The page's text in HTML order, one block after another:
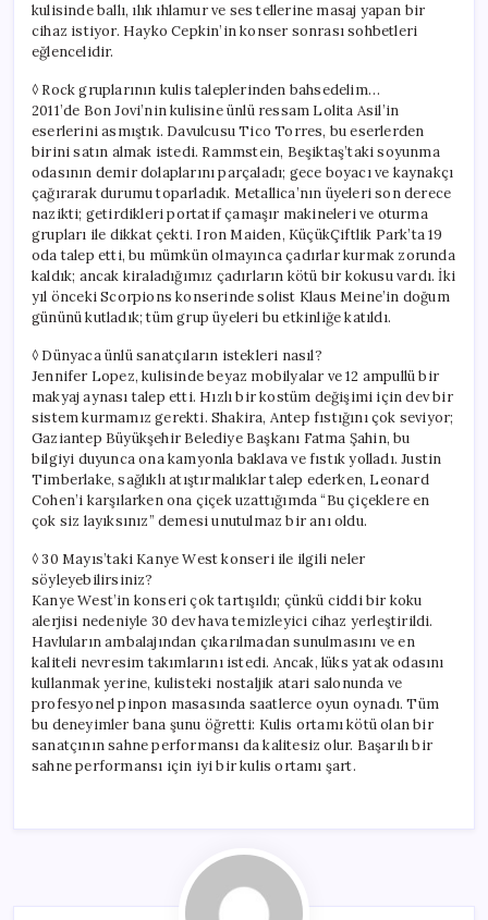
kulisinde ballı, ılık ıhlamur ve ses tellerine masaj yapan bir
cihaz istiyor. Hayko Cepkin’in konser sonrası sohbetleri
eğlencelidir.
◊ Rock gruplarının kulis taleplerinden bahsedelim…
2011’de Bon Jovi’nin kulisine ünlü ressam Lolita Asil’in
eserlerini asmıştık. Davulcusu Tico Torres, bu eserlerden
birini satın almak istedi. Rammstein, Beşiktaş’taki soyunma
odasının demir dolaplarını parçaladı; gece boyacı ve kaynakçı
çağırarak durumu toparladık. Metallica’nın üyeleri son derece
nazikti; getirdikleri portatif çamaşır makineleri ve oturma
grupları ile dikkat çekti. Iron Maiden, KüçükÇiftlik Park’ta 19
oda talep etti, bu mümkün olmayınca çadırlar kurmak zorunda
kaldık; ancak kiraladığımız çadırların kötü bir kokusu vardı. İki
yıl önceki Scorpions konserinde solist Klaus Meine’in doğum
gününü kutladık; tüm grup üyeleri bu etkinliğe katıldı.
◊ Dünyaca ünlü sanatçıların istekleri nasıl?
Jennifer Lopez, kulisinde beyaz mobilyalar ve 12 ampullü bir
makyaj aynası talep etti. Hızlı bir kostüm değişimi için dev bir
sistem kurmamız gerekti. Shakira, Antep fıstığını çok seviyor;
Gaziantep Büyükşehir Belediye Başkanı Fatma Şahin, bu
bilgiyi duyunca ona kamyonla baklava ve fıstık yolladı. Justin
Timberlake, sağlıklı atıştırmalıklar talep ederken, Leonard
Cohen’i karşılarken ona çiçek uzattığımda “Bu çiçeklere en
çok siz layıksınız” demesi unutulmaz bir anı oldu.
◊ 30 Mayıs’taki Kanye West konseri ile ilgili neler
söyleyebilirsiniz?
Kanye West’in konseri çok tartışıldı; çünkü ciddi bir koku
alerjisi nedeniyle 30 dev hava temizleyici cihaz yerleştirildi.
Havluların ambalajından çıkarılmadan sunulmasını ve en
kaliteli nevresim takımlarını istedi. Ancak, lüks yatak odasını
kullanmak yerine, kulisteki nostaljik atari salonunda ve
profesyonel pinpon masasında saatlerce oyun oynadı. Tüm
bu deneyimler bana şunu öğretti: Kulis ortamı kötü olan bir
sanatçının sahne performansı da kalitesiz olur. Başarılı bir
sahne performansı için iyi bir kulis ortamı şart.